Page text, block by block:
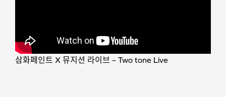
삼화페인트 X 뮤지션 라이브 – Two tone Live